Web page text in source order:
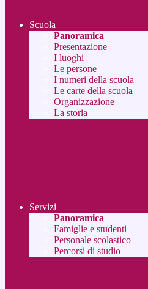
Scuola
Panoramica
Presentazione
I luoghi
Le persone
I numeri della scuola
Le carte della scuola
Organizzazione
La storia
Servizi
Panoramica
Famiglie e studenti
Personale scolastico
Percorsi di studio